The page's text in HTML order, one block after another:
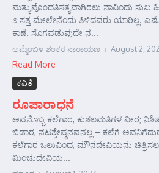
ಮತ್ಯುವೊ೦ದತಿಸತ್ಯವಾಗಿರಲು ನಾವಿಂದು ಸುಖ
೨ ಸತ್ತ ಮೇಲೇನೆಂದು ತಿಳಿದವರು ಯಾರಿಲ್ಲ.
ಕಾಣೆ. ಸೊಗವಡುವುದೇ ನ...
ಅಮ್ಮೆಂಬಳ ಶಂಕರ ನಾರಾಯಣ August 2,
Read More
ಕವಿತೆ
ರೂಪಾರಾಧನೆ
ಅವನೊಬ್ಬ ಕಲೆಗಾರ, ಕುಶಲಮತಿಗಳ ವೀರ;
ಬಿಡಾರ, ನಟಶ್ರೇಷ್ಠನವನಲ್ಲ – ಕಲೆಗೆ
ಕಲೆಗಾರ ಒಲುವಿಂದ, ಮೌನದೇವಿಯನು
ಮಿಂಚುದೇವಿಯ...